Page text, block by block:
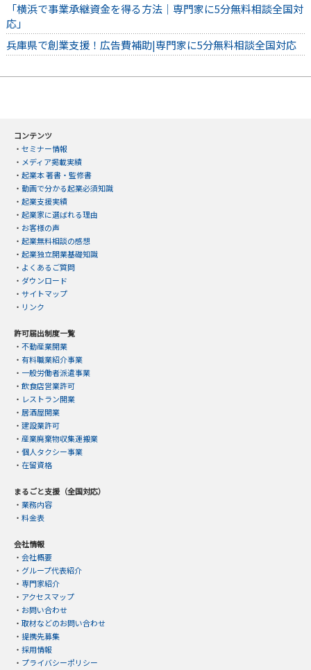
「横浜で事業承継資金を得る方法｜専門家に5分無料相談全国対
応」
兵庫県で創業支援！広告費補助|専門家に5分無料相談全国対応
コンテンツ
・ セミナー情報
・ メディア掲載実績
・ 起業本 著書・監修書
・ 動画で分かる起業必須知識
・ 起業支援実績
・ 起業家に選ばれる理由
・ お客様の声
・ 起業無料相談の感想
・ 起業独立開業基礎知識
・ よくあるご質問
・ ダウンロード
・ サイトマップ
・ リンク
許可届出制度一覧
・ 不動産業開業
・ 有料職業紹介事業
・ 一般労働者派遣事業
・ 飲食店営業許可
・ レストラン開業
・ 居酒屋開業
・ 建設業許可
・ 産業廃棄物収集運搬業
・ 個人タクシー事業
・ 在留資格
まるごと支援（全国対応）
・ 業務内容
・ 料金表
会社情報
・ 会社概要
・ グループ代表紹介
・ 専門家紹介
・ アクセスマップ
・ お問い合わせ
・ 取材などのお問い合わせ
・ 提携先募集
・ 採用情報
・ プライバシーポリシー